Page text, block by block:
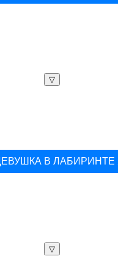
▽
В ЛАБИРИНТЕ
▽